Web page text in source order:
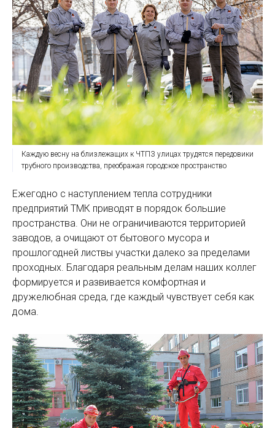
Каждую весну на близлежащих к ЧТПЗ улицах трудятся передовики
трубного производства, преображая городское пространство
Ежегодно с наступлением тепла сотрудники
предприятий ТМК приводят в порядок большие
пространства. Они не ограничиваются территорией
заводов, а очищают от бытового мусора и
прошлогодней листвы участки далеко за пределами
проходных. Благодаря реальным делам наших коллег
формируется и развивается комфортная и
дружелюбная среда, где каждый чувствует себя как
дома.